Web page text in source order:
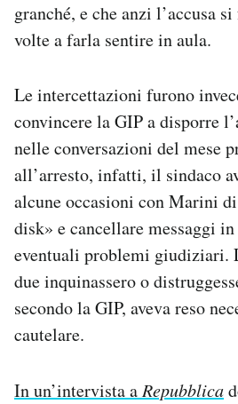
granché, e che anzi l’accusa
volte a farla sentire in aula.
Le intercettazioni furono
convincere la GIP a disporre
nelle conversazioni del mese
all’arresto, infatti, il sindaco
alcune occasioni con Marini
disk» e cancellare messaggi
eventuali problemi giudiziari.
due inquinassero o
secondo la GIP, aveva reso
cautelare.
In un’intervista aRepubblica